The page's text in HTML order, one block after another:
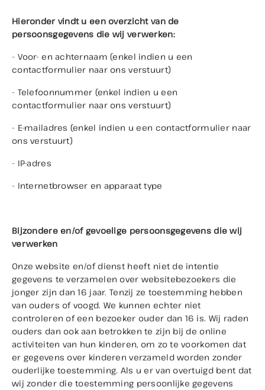
Contact
+31 (0)73 503 36 94
Adres
Sassenheimseweg 64
Ma t/m Vr:
08:00 - 17:00
Zaterdag:
Zondag:
Gesloten
Buiten openingstijden eventueel op afspraak
mogelijk
Let op: in juli en augustus op zaterdag gesloten
(enkel op afspraak geopend)
Hieronder vindt u een overzicht van de
persoonsgegevens die wij verwerken:
- Voor- en achternaam (enkel indien u een
contactformulier naar ons verstuurt)
- Telefoonnummer (enkel indien u een
contactformulier naar ons verstuurt)
- E-mailadres (enkel indien u een contactformulier naar
ons verstuurt)
- IP-adres
- Internetbrowser en apparaat type
Bijzondere en/of gevoelige persoonsgegevens die wij
verwerken
Onze website en/of dienst heeft niet de intentie
gegevens te verzamelen over websitebezoekers die
jonger zijn dan 16 jaar. Tenzij ze toestemming hebben
van ouders of voogd. We kunnen echter niet
controleren of een bezoeker ouder dan 16 is. Wij raden
ouders dan ook aan betrokken te zijn bij de online
activiteiten van hun kinderen, om zo te voorkomen dat
er gegevens over kinderen verzameld worden zonder
ouderlijke toestemming. Als u er van overtuigd bent dat
wij zonder die toestemming persoonlijke gegevens